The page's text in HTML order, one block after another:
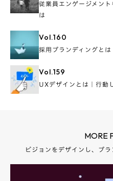
従業員エンゲージメン
は
Vol.160
採用ブランディングと
Vol.159
UXデザインとは｜行動
MORE
ビジョンをデザインし、ブ